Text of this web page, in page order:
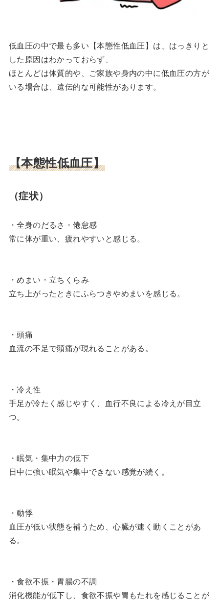
低血圧の中で最も多い【本態性低血圧】は、はっきりと
した原因はわかっておらず、
ほとんどは体質的や、ご家族や身内の中に低血圧の方が
いる場合は、遺伝的な可能性があります。
【本態性低血圧】
（症状）
・全身のだるさ・倦怠感
常に体が重い、疲れやすいと感じる。
・めまい・立ちくらみ
立ち上がったときにふらつきやめまいを感じる。
・頭痛
血流の不足で頭痛が現れることがある。
・冷え性
手足が冷たく感じやすく、血行不良による冷えが目立
つ。
・眠気・集中力の低下
日中に強い眠気や集中できない感覚が続く。
・動悸
血圧が低い状態を補うため、心臓が速く動くことがあ
る。
・食欲不振・胃腸の不調
消化機能が低下し、食欲不振や胃もたれを感じることが